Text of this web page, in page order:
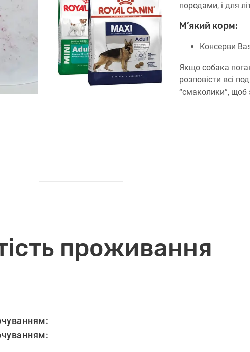
породами, і для
М’який корм:
Консерви
Якщо собака
розповісти всі
“смаколики”, щоб
проживання